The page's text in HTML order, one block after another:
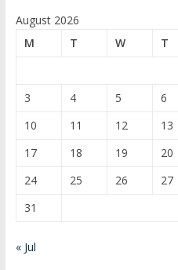
e
T
b
e
C
h
a
August 2026
M
T W T
3
4 5 6
10
11 12 13
17
18 19 20
24
25 26 27
31
« Jul